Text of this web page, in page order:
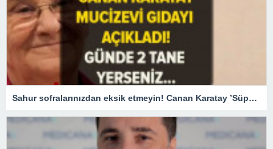
Sahur sofralarınızdan eksik etmeyin! Canan Karatay ’Süper besin’ diyerek açıkladı! Günde 2 adet tüketirseniz…